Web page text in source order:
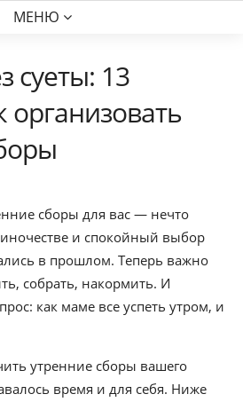
МЕНЮ
суеты: 13
организовать
сборы для вас — нечто
и спокойный выбор
в прошлом. Теперь важно
собрать, накормить. И
как маме все успеть утром, и
утренние сборы вашего
время и для себя. Ниже